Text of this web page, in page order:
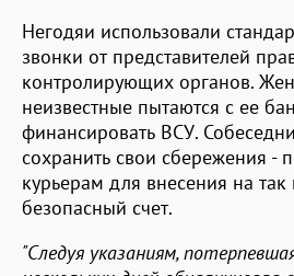
Негодяи использовали
звонки от представителей
контролирующих органов.
неизвестные пытаются с ее
финансировать ВСУ.
сохранить свои сбережения -
курьерам для внесения на
безопасный счет.
"Следуя указаниям,